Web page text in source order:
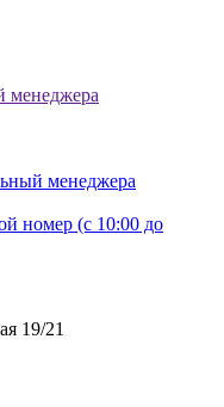
менеджера
номер (с 10:00 до
19/21